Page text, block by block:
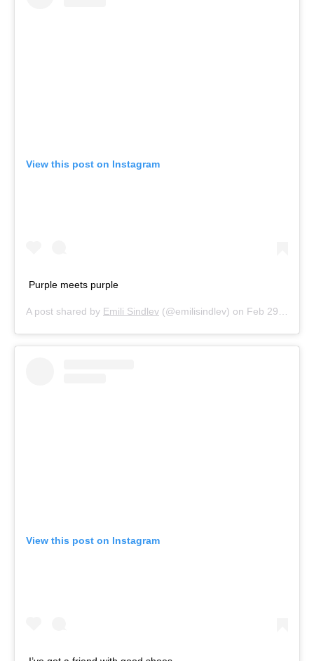
View this post on Instagram
Purple meets purple
A post shared by Emili Sindlev (@emilisindlev) on Feb 29, 2020 at 8:01am PST
View this post on Instagram